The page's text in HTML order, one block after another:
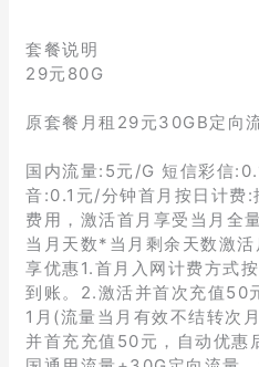
套餐说明
29元80G
原套餐月租29元30GB定向
国内流量:5元/G 短信彩信
音:0.1元/分钟首月按日计费:
费用，激活首月享受当月全
当月天数*当月剩余天数激
享优惠1.首月入网计费方式
到账。2.激活并首次充值50
1月(流量当月有效不结转次
并首充充值50元，自动优